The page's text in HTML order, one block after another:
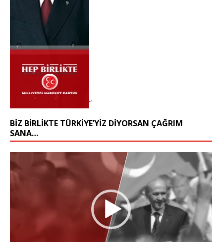
“
BIZ BIRLIKTE TÜRKIYE’YIZ DIYORSAN ÇAĞRIM
SANA…
oynatıcı